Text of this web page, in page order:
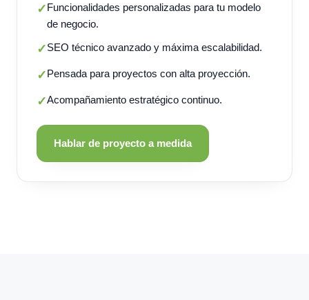
✓Funcionalidades personalizadas para tu modelo
de negocio.
✓SEO técnico avanzado y máxima escalabilidad.
✓Pensada para proyectos con alta proyección.
✓Acompañamiento estratégico continuo.
Hablar de proyecto a medida